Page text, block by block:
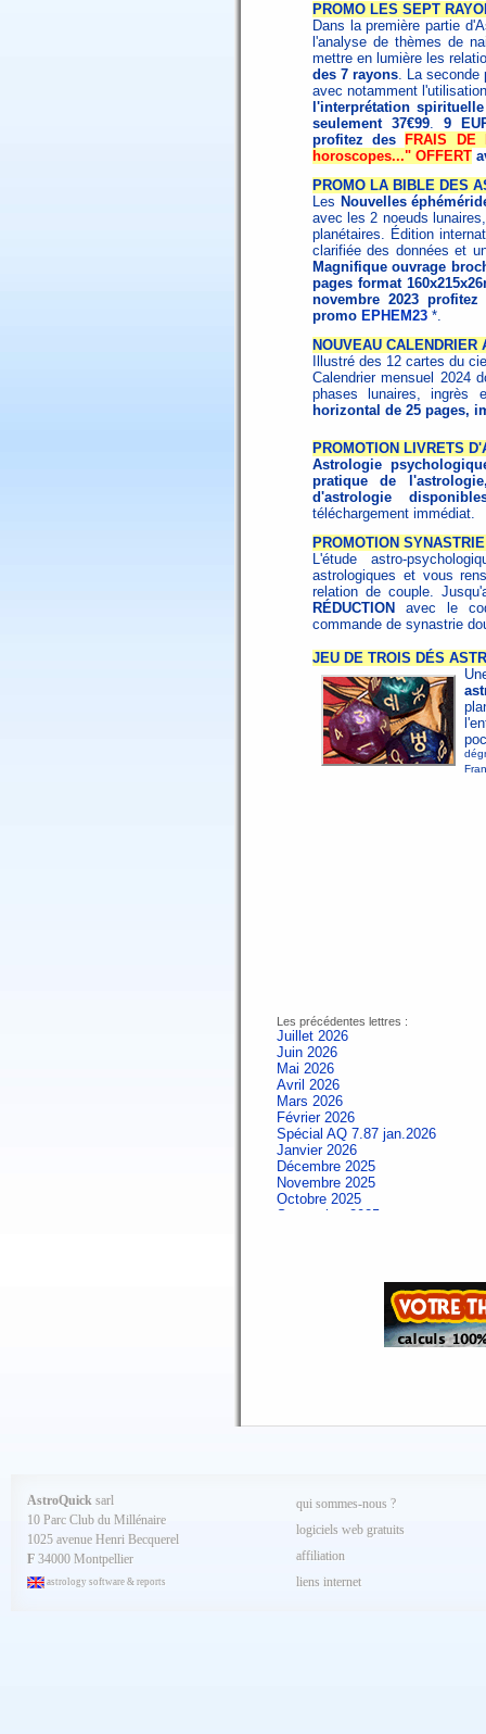
PROMO LES SEPT
Dans la première partie
l'analyse de thèmes de
mettre en lumière les
des 7 rayons. La seconde
avec notamment
l'interprétation spirituelle
seulement 37€99. 9
profitez des
FRAIS
horoscopes..." OFFERT
PROMO LA BIBLE DES
Les Nouvelles
avec les 2 noeuds
planétaires. Édition
clarifiée des données et
Magnifique ouvrage
pages format
novembre 2023
promo EPHEM23 *.
NOUVEAU CALENDRIER
Illustré des 12 cartes du
Calendrier mensuel 2024
phases lunaires, ingrès
horizontal de 25 pages,
PROMOTION LIVRETS
Astrologie
pratique de
d'astrologie
téléchargement immédiat.
PROMOTION
L'étude astro-
astrologiques et vous
relation de couple.
RÉDUCTION
avec le
commande de synastrie
JEU DE TROIS DÉS
Les précédentes lettres :
Juillet 2026
Juin 2026
Mai 2026
Avril 2026
Mars 2026
Février 2026
Spécial AQ 7.87 jan.2026
Janvier 2026
Décembre 2025
Novembre 2025
Octobre 2025
Septembre 2025
Spécial AQ 7.84 jan.2025
Septembre 2024
Avril 2024
Mars 2024
Février 2024
Janvier 2024
Décembre 2023
Novembre 2023
AstroQuick sarl
10 Parc Club du Millénaire
1025 avenue Henri Becquerel
F 34000 Montpellier
astrology software & reports
qui sommes-nous ?
logiciels web gratuits
affiliation
liens internet